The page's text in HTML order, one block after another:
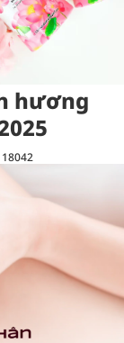
hương
18042